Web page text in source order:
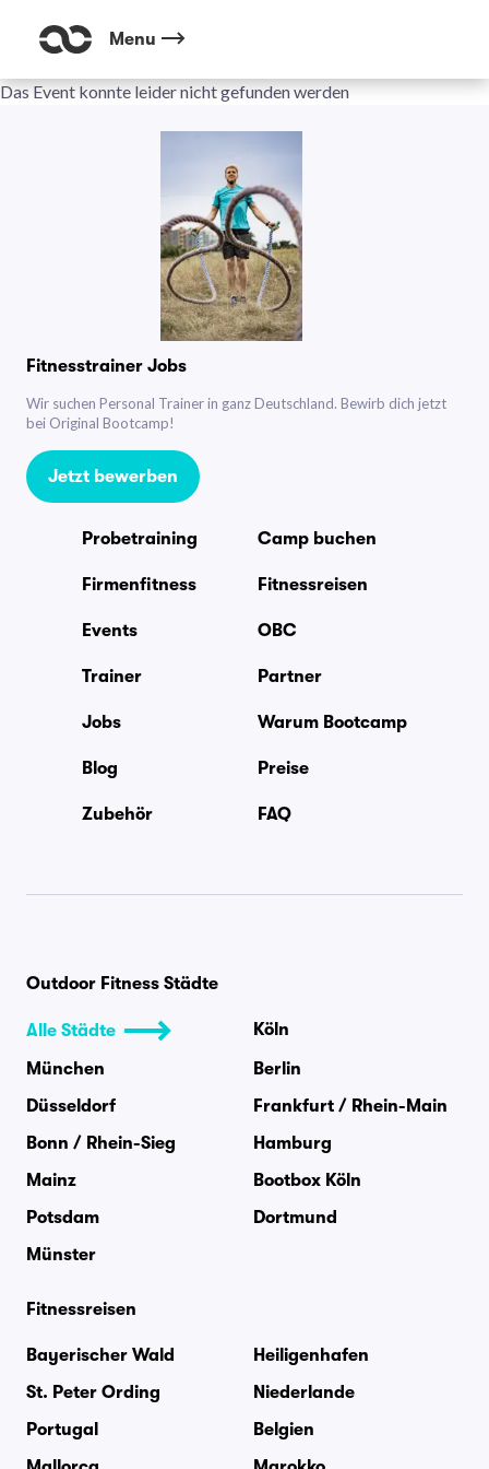
Menu
Das Event konnte leider nicht gefunden werden
Fitnesstrainer Jobs
Wir suchen Personal Trainer in ganz Deutschland. Bewirb dich jetzt
bei Original Bootcamp!
Jetzt bewerben
Probetraining Camp buchen
Firmenfitness Fitnessreisen
Events OBC
Trainer Partner
Jobs Warum Bootcamp
Blog Preise
Zubehör FAQ
Outdoor Fitness Städte
Alle Städte
Köln
München
Berlin
Düsseldorf
Frankfurt / Rhein-Main
Bonn / Rhein-Sieg
Hamburg
Mainz
Bootbox Köln
Potsdam
Dortmund
Münster
Fitnessreisen
Bayerischer Wald
Heiligenhafen
St. Peter Ording
Niederlande
Portugal
Belgien